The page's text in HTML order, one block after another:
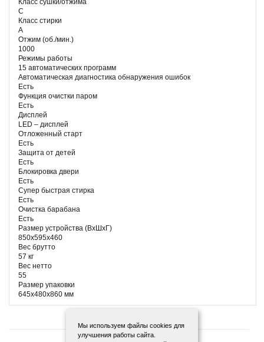
C
Класс стирки
A
Отжим (об./мин.)
1000
Режимы работы
15 автоматических программ
Автоматическая диагностика обнаружения ошибок
Есть
Функция очистки паром
Есть
Дисплей
LED – дисплей
Отложенный старт
Есть
Защита от детей
Есть
Блокировка двери
Есть
Супер быстрая стирка
Есть
Очистка барабана
Есть
Размер устройства (ВхШхГ)
850х595х460
Вес брутто
57 кг
Вес нетто
55
Размер упаковки
645х480х860 мм
Мы используем файлы cookies для
улучшения работы сайта.